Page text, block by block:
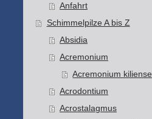
Anfahrt
Schimmelpilze A bis Z
Absidia
Acremonium
Acremonium kiliense
Acrodontium
Acrostalagmus